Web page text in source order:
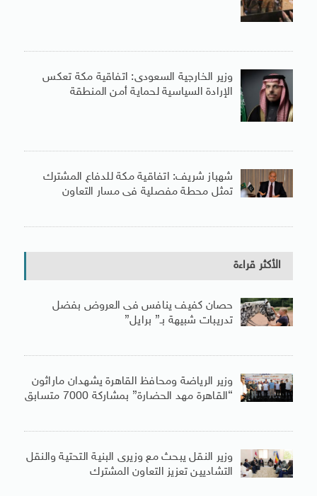
وزير الخارجية السعودى: اتفاقية مكة تعكس
الإرادة السياسية لحماية أمن المنطقة
شهباز شريف: اتفاقية مكة للدفاع المشترك
تمثل محطة مفصلية فى مسار التعاون
الأكثر قراءة
حصان كفيف ينافس فى العروض بفضل
تدريبات شبيهة بـ” برايل”
وزير الرياضة ومحافظ القاهرة يشهدان ماراثون
“القاهرة مهد الحضارة” بمشاركة 7000 متسابق
وزير النقل يبحث مع وزيرى البنية التحتية والنقل
التشاديين تعزيز التعاون المشترك